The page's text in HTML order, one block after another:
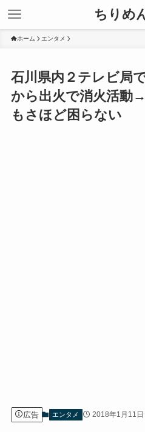
ちりめ
ホーム エンタメ
石川県内２テレビ局
から出火で消火活動
もさほど困らない
広告 エンタメ 2018年1月11日